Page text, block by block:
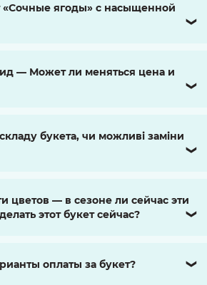
«Сочные ягоды» с насыщенной
❯
— Может ли меняться цена и
❯
букета, чи можливі заміни
❯
цветов — в сезоне ли сейчас эти
этот букет сейчас?
❯
оплаты за букет? ❯